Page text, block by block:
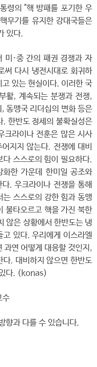
령의 "핵 방패를 포기한 우
무기를 유지한 강대국들은
있다.
미·중 간의 패권 경쟁과 자
써 다시 냉전시대로 회귀하
있는 현실이다. 이러한 국
활, 계속되는 분쟁과 전쟁,
동맹국 리더십의 변화 등은
한반도 정세의 불확실성은
크라이나 전훈은 많은 시사
지지 않는다. 전쟁에 대비
스스로의 힘이 필요하다.
화한 가운데 한미일 공조와
. 우크라이나 전쟁을 통해
스스로의 강한 힘과 동맹
불타오르고 핵을 가진 북한
않은 상황에서 한반도는 냉
고 있다. 우리에게 이스라엘
과연 어떻게 대응할 것인지,
다. 대비하지 않으면 한반도
다. (konas)
수
향과 다를 수 있습니다.